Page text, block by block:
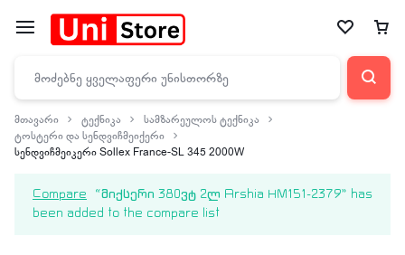
მთავარი ტექნიკა
სამზარეულოს ტექნიკა
ტოსტერი და სენდვიჩმეიქერი
სენდვიჩმეიკერი Sollex France-SL 345 2000W
Compare
“მიქსერი 380ვტ 2ლ Arshia HM151-2379” has
been added to the compare list